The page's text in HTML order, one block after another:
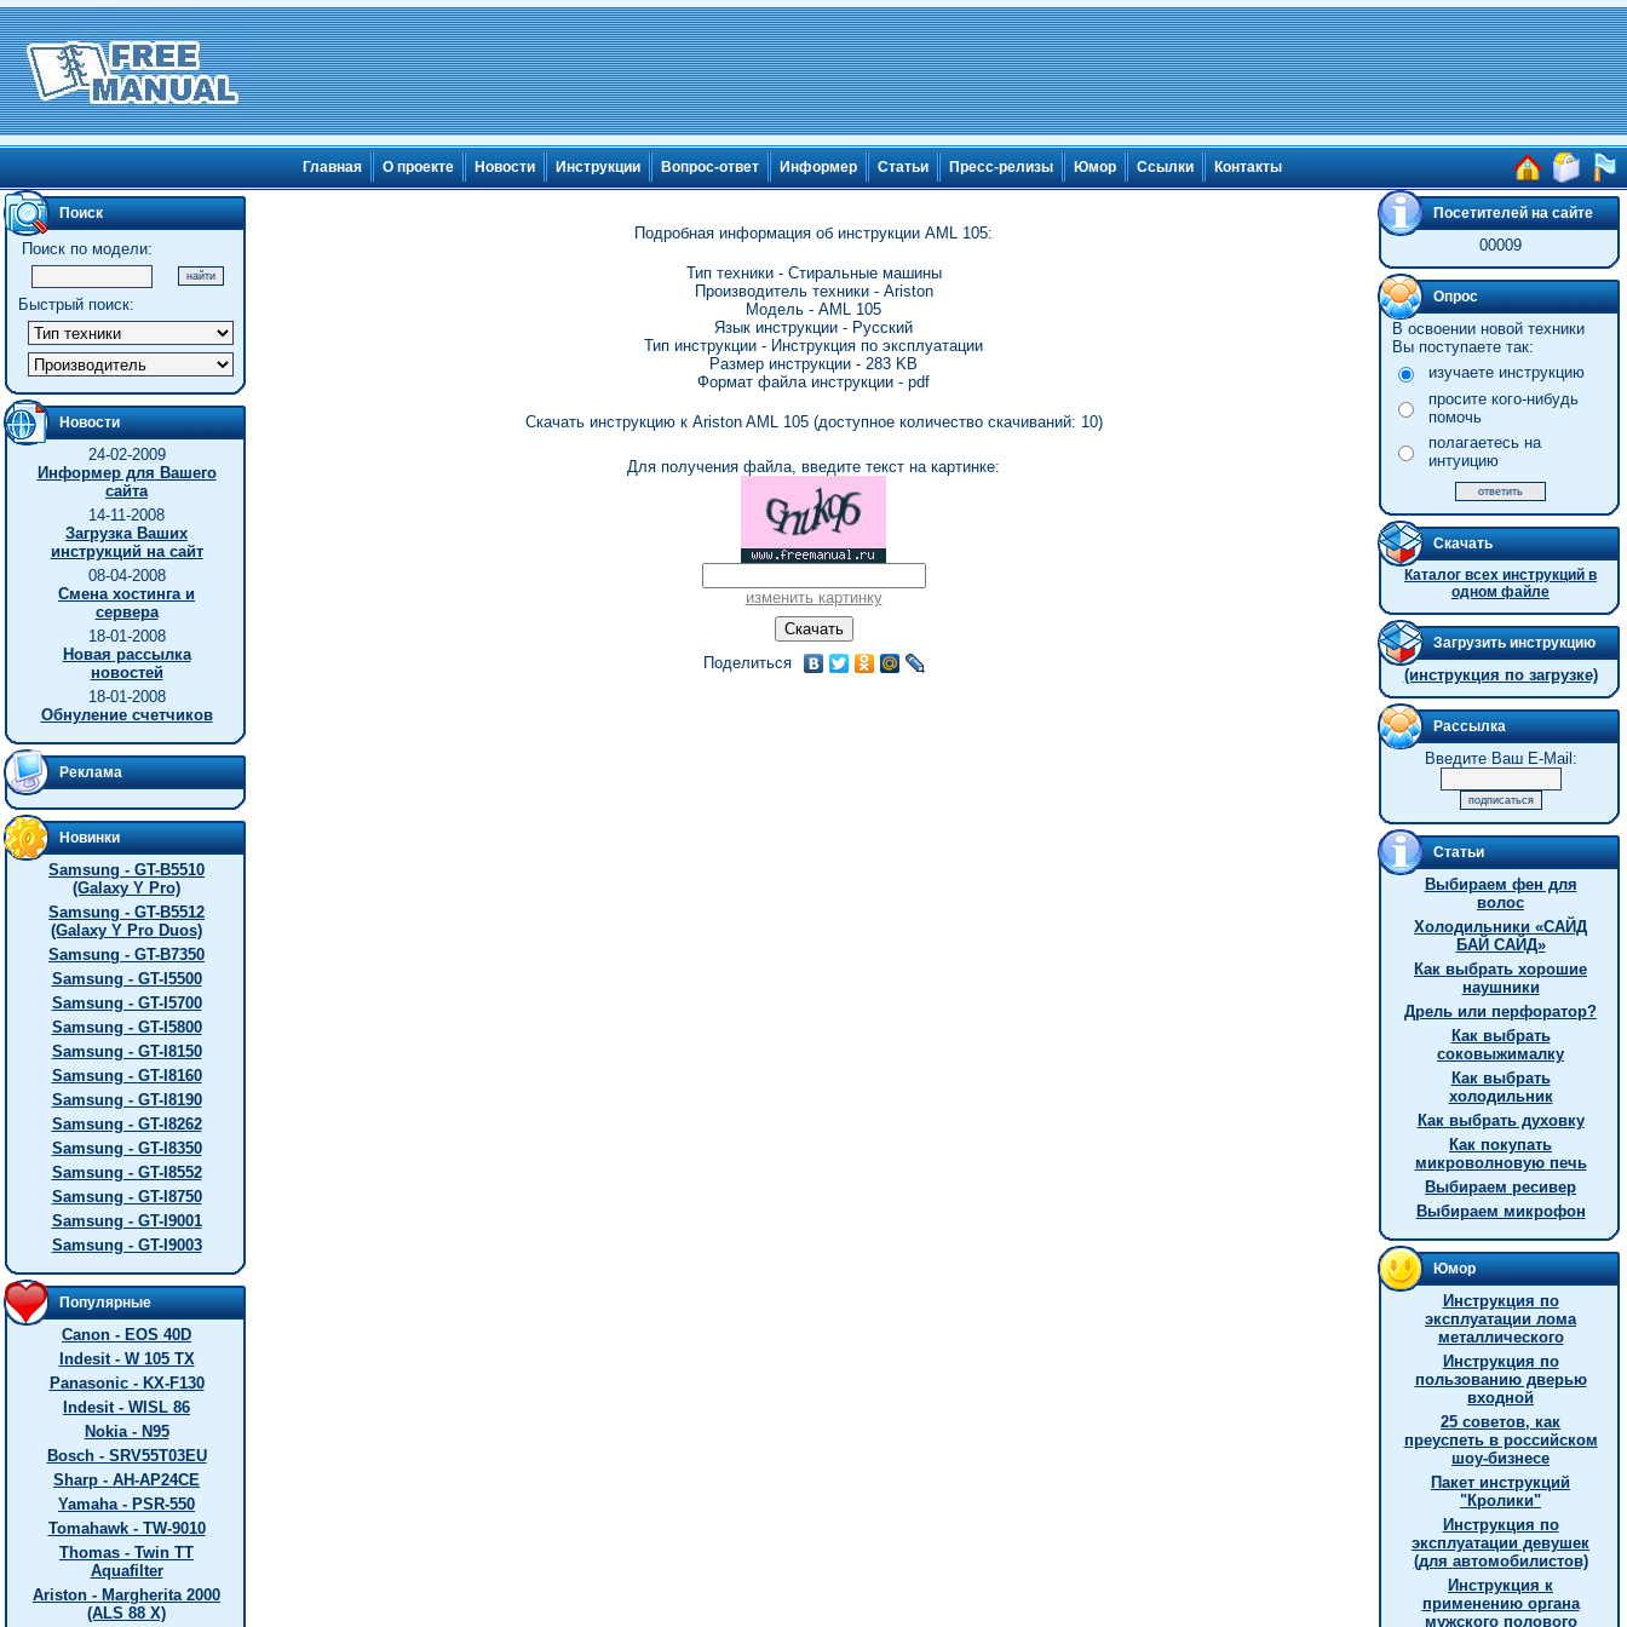
Главная О проекте Новости Инструкции Вопрос-ответ Информер Статьи Пресс-релизы Юмор Ссылки Контакты
Поиск
Поиск по модели:
Быстрый поиск:
Новости
24-02-2009
Информер для Вашего
сайта
14-11-2008
Загрузка Ваших
инструкций на сайт
08-04-2008
Смена хостинга и
сервера
18-01-2008
Новая рассылка
новостей
18-01-2008
Обнуление счетчиков
Реклама
Новинки
Samsung - GT-B5510
(Galaxy Y Pro)
Samsung - GT-B5512
(Galaxy Y Pro Duos)
Samsung - GT-B7350
Samsung - GT-I5500
Samsung - GT-I5700
Samsung - GT-I5800
Samsung - GT-I8150
Samsung - GT-I8160
Samsung - GT-I8190
Samsung - GT-I8262
Samsung - GT-I8350
Samsung - GT-I8552
Samsung - GT-I8750
Samsung - GT-I9001
Samsung - GT-I9003
Популярные
Canon - EOS 40D
Indesit - W 105 TX
Panasonic - KX-F130
Indesit - WISL 86
Nokia - N95
Bosch - SRV55T03EU
Sharp - AH-AP24CE
Yamaha - PSR-550
Tomahawk - TW-9010
Thomas - Twin TT
Aquafilter
Ariston - Margherita 2000
(ALS 88 X)
Подробная информация об инструкции AML 105:
Тип техники - Стиральные машины
Производитель техники - Ariston
Модель - AML 105
Язык инструкции - Русский
Тип инструкции - Инструкция по эксплуатации
Размер инструкции - 283 KB
Формат файла инструкции - pdf
Скачать инструкцию к Ariston AML 105 (доступное количество скачиваний: 10)
Для получения файла, введите текст на картинке:
изменить картинку
Поделиться
Посетителей на сайте
00009
Опрос
В освоении новой техники
Вы поступаете так:
изучаете инструкцию
просите кого-нибудь
помочь
полагаетесь на
интуицию
Скачать
Каталог всех инструкций в
одном файле
Загрузить инструкцию
(инструкция по загрузке)
Рассылка
Введите Ваш E-Mail:
Статьи
Выбираем фен для
волос
Холодильники «САЙД
БАЙ САЙД»
Как выбрать хорошие
наушники
Дрель или перфоратор?
Как выбрать
соковыжималку
Как выбрать
холодильник
Как выбрать духовку
Как покупать
микроволновую печь
Выбираем ресивер
Выбираем микрофон
Юмор
Инструкция по
эксплуатации лома
металлического
Инструкция по
пользованию дверью
входной
25 советов, как
преуспеть в российском
шоу-бизнесе
Пакет инструкций
"Кролики"
Инструкция по
эксплуатации девушек
(для автомобилистов)
Инструкция к
применению органа
мужского полового